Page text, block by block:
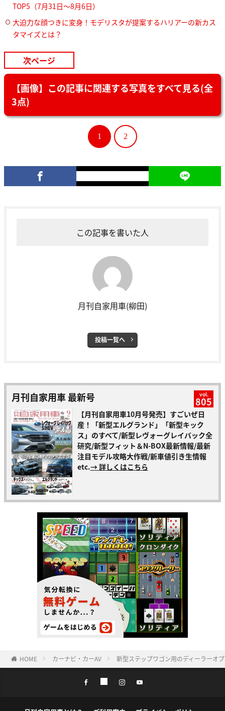
TOP5（7月31日〜8月6日）
大迫力な顔つきに変身！モデリスタが提案するハリアーの新カス
タマイズとは？
次ページ
【画像】この記事に関連する写真をすべて見る(全
3点)
1 2
この記事を書いた人
月刊自家用車(柳田)
投稿一覧へ
月刊自家用車 最新号 vol.
805
【月刊自家用車10月号発売】すごいぜ日
産！「新型エルグランド」「新型キック
ス」のすべて/新型レヴォーグレイバック全
研究/新型フィット＆N-BOX最新情報/最新
注目モデル攻略大作戦/新車値引き生情報
etc.→ 詳しくはこちら
HOME カーナビ・カーAV 新型ステップワゴン用のディーラーオ